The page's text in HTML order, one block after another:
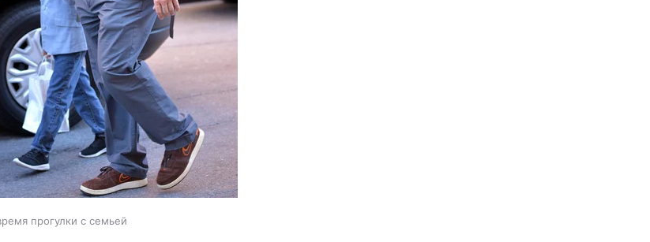
прогулки с семьей